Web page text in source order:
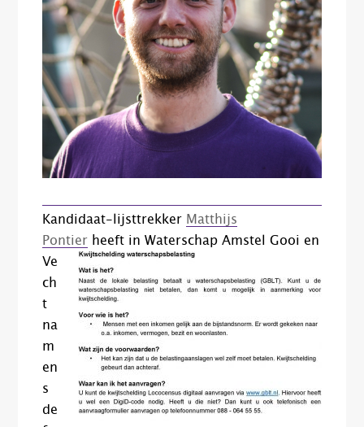
Kandidaat-lijsttrekker Matthijs
Pontier heeft inWaterschap Amstel Gooi en
Ve
ch
t
na
m
en
s
de